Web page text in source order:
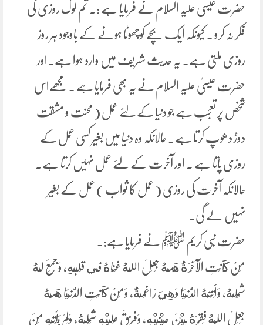
حضرت عیسی علیہ السلام نے فرمایا ہے :۔ تم لوگ روزی کی
فکر نہ کرو ۔ کیونکہ ایک بچے کوچھوٹا ہونے کے باوجود ہر روز
روزی ملتی ہے۔ یہ حدیث شریف میں وارد ہوا ہے۔اور
حضرت عیسیٰ علیہ السلام نے یہ بھی فرمایا ہے ۔ مجھےاس
شخص پر تعجب ہے جو دنیا کے لئے عمل ( محنت و مشقت
دوڑ دھوپ کرتا ہے۔ حالانکہ وہ دنیا میں بغیر کسی عمل کے
روزی پاتا ہے ۔ اور آخرت کے لئے عمل نہیں کرتا ہے۔
حالانکہ آخرت کی روزی ( عمل کا ثواب ) عمل کے بغیر
نہیں لے گی۔
حضرت نبی کریم ﷺ نے فرمایا ہے:۔
مَنْ كَانَتِ الآخِرَةُ هَمَّهُ ‌جَعَلَ ‌اللَّهُ ‌غِنَاهُ فِي قَلْبِهِ، وَجَمَعَ لَهُ
شَمْلَهُ، وَأَتَتْهُ الدُّنْيَا وَهِيَ ‌رَاغِمَةٌ، وَمَنْ كَانَتِ الدُّنْيَا هَمَّهُ
جَعَلَ اللَّهُ فَقْرَهُ بَيْنَ عَيْنَيْهِ، وَفَرَّقَ عَلَيْهِ شَمْلَهُ، وَلَمْ يَأْتِهِ مِنَ